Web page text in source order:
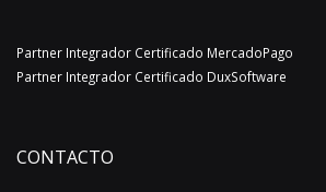
Partner Integrador Certificado MercadoPago
Partner Integrador Certificado DuxSoftware
CONTACTO